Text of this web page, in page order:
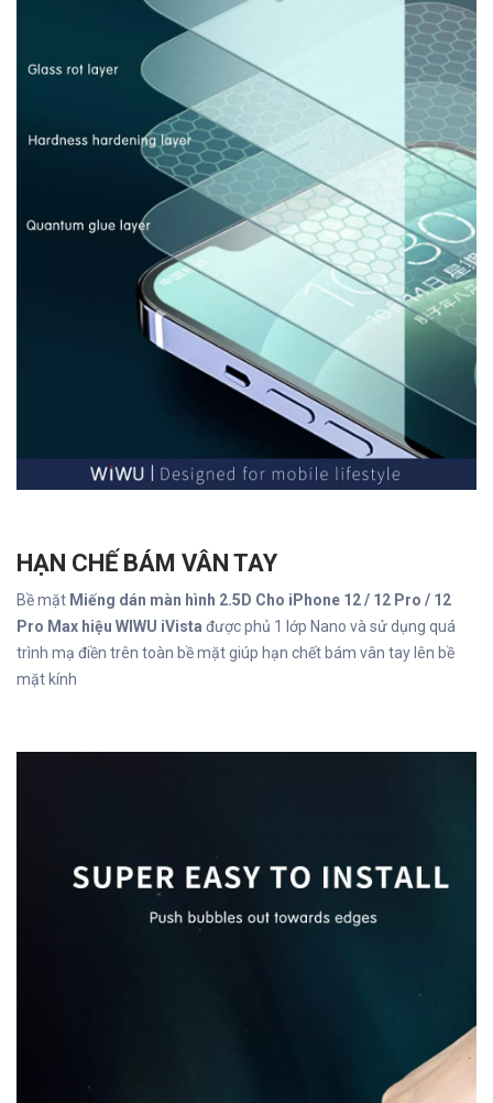
HẠN CHẾ BÁM VÂN TAY
Bề mặt Miếng dán màn hình 2.5D Cho iPhone 12 / 12 Pro / 12
Pro Max hiệu WIWU iVista được phủ 1 lớp Nano và sử dụng quá
trình mạ điền trên toàn bề mặt giúp hạn chết bám vân tay lên bề
mặt kính